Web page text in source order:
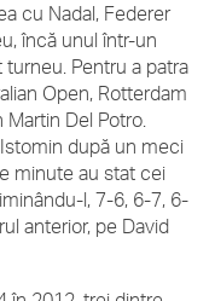
cu Nadal, Federer
încă unul într-un
Pentru a patra
Open, Rotterdam
Martin Del Potro.
după un meci
minute au stat cei
l, 7-6, 6-7, 6-
anterior, pe David